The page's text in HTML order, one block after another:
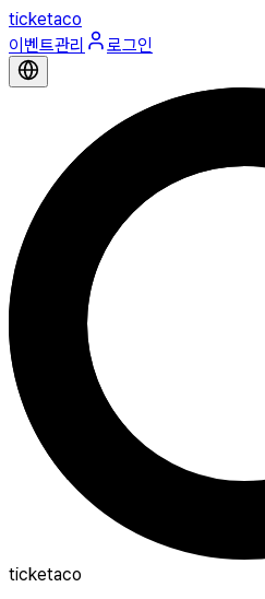
ticketaco
이벤트관리
로그인
ticketaco